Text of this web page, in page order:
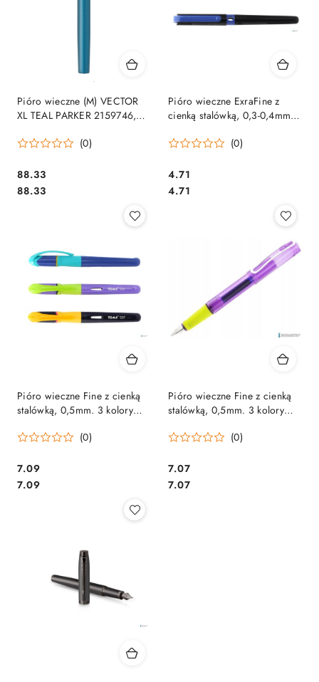
Pióro wieczne (M) VECTOR
XL TEAL PARKER 2159746,
(0)
Cena:
88.33
Cena:
88.33
Pióro wieczne ExraFine z
cienką stalówką, 0,3-0,4mm.
Toma .
(0)
Cena:
4.71
Cena:
4.71
Pióro wieczne Fine z cienką
stalówką, 0,5mm. 3 kolory
(0)
Cena:
7.09
Cena:
7.09
Pióro wieczne Fine z cienką
stalówką, 0,5mm. 3 kolory
TO-508 Toma (0)
Cena:
7.07
Cena:
7.07